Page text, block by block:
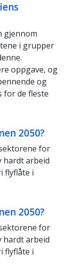
gjennom
i grupper
oppgave, og
og
for de fleste
2050?
for
hardt arbeid
flyflåte i
2050?
for
hardt arbeid
flyflåte i